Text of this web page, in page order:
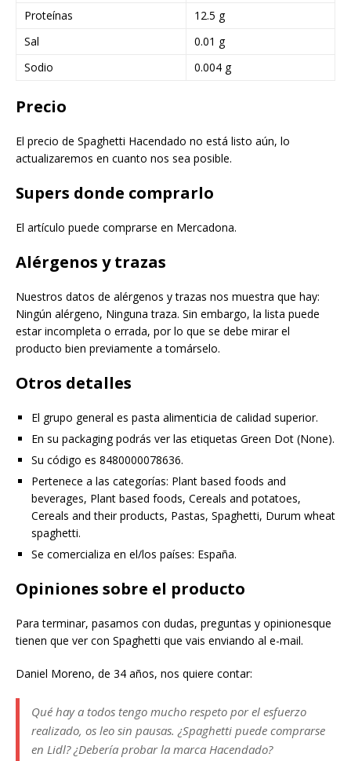
Proteínas
12.5 g
Sal
0.01 g
Sodio
0.004 g
Precio
El precio de Spaghetti Hacendado no está listo aún, lo
actualizaremos en cuanto nos sea posible.
Supers donde comprarlo
El artículo puede comprarse en Mercadona.
Alérgenos y trazas
Nuestros datos de alérgenos y trazas nos muestra que hay:
Ningún alérgeno, Ninguna traza. Sin embargo, la lista puede
estar incompleta o errada, por lo que se debe mirar el
producto bien previamente a tomárselo.
Otros detalles
El grupo general es pasta alimenticia de calidad superior.
En su packaging podrás ver las etiquetas Green Dot (None).
Su código es 8480000078636.
Pertenece a las categorías: Plant based foods and
beverages, Plant based foods, Cereals and potatoes,
Cereals and their products, Pastas, Spaghetti, Durum wheat
spaghetti.
Se comercializa en el/los países: España.
Opiniones sobre el producto
Para terminar, pasamos con dudas, preguntas y opinionesque
tienen que ver con Spaghetti que vais enviando al e-mail.
Daniel Moreno, de 34 años, nos quiere contar:
Qué hay a todos tengo mucho respeto por el esfuerzo
realizado, os leo sin pausas. ¿Spaghetti puede comprarse
en Lidl? ¿Debería probar la marca Hacendado?